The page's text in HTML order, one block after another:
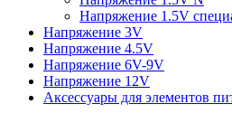
Напряжение 1.5V
Напряжение 3V
Напряжение 4.5V
Напряжение 6V-9V
Напряжение 12V
Аксессуары для элементов